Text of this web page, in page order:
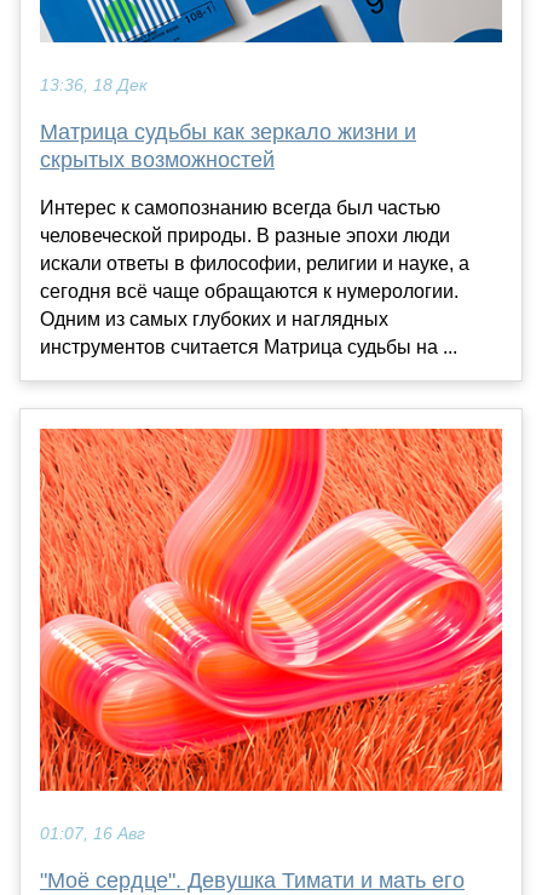
13:36, 18 Дек
Матрица судьбы как зеркало жизни и
скрытых возможностей
Интерес к самопознанию всегда был частью
человеческой природы. В разные эпохи люди
искали ответы в философии, религии и науке, а
сегодня всё чаще обращаются к нумерологии.
Одним из самых глубоких и наглядных
инструментов считается Матрица судьбы на ...
01:07, 16 Авг
"Моё сердце". Девушка Тимати и мать его